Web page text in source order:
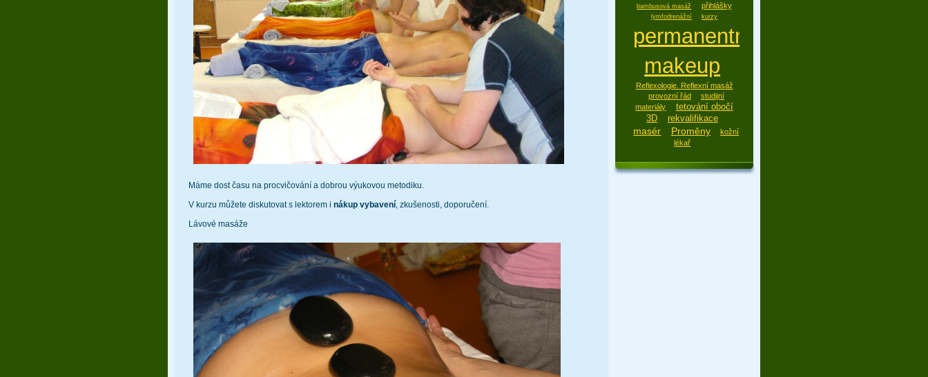
Máme dost času na procvičování a dobrou výukovou metodiku.
V kurzu můžete diskutovat s lektorem i nákup vybavení , zkušenosti, doporučení.
Lávové masáže
bambusová masáž přihlášky
lymfodrenážní kurzy
permanentní
makeup
Reflexologie. Reflexní masáž
provozní řád
studijní
materiály
tetování obočí
3D
rekvalifikace
masér Proměny
kožní
lékař